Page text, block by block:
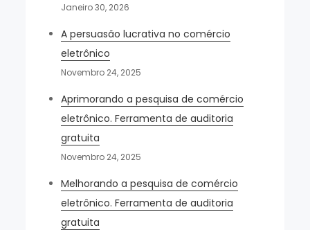
Janeiro 30, 2026
A persuasão lucrativa no comércio
eletrônico
Novembro 24, 2025
Aprimorando a pesquisa de comércio
eletrônico. Ferramenta de auditoria
gratuita
Novembro 24, 2025
Melhorando a pesquisa de comércio
eletrônico. Ferramenta de auditoria
gratuita